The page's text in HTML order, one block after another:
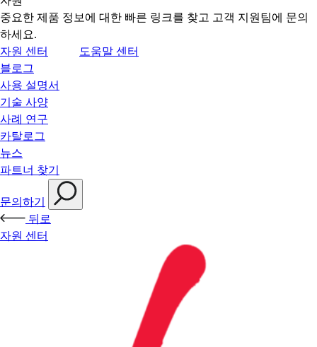
중요한 제품 정보에 대한 빠른 링크를 찾고 고객 지원팀에 문의
하세요.
자원 센터
도움말 센터
블로그
사용 설명서
기술 사양
사례 연구
카탈로그
뉴스
파트너 찾기
문의하기
뒤로
자원 센터